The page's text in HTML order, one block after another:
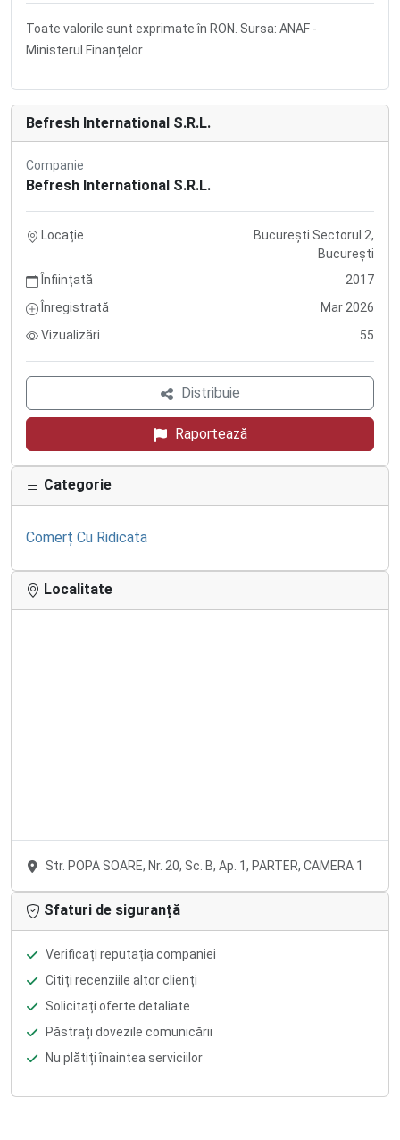
Toate valorile sunt exprimate în RON. Sursa: ANAF -
Ministerul Finanțelor
Befresh International S.R.L.
Companie
Befresh International S.R.L.
Locație
București Sectorul 2,
București
Înființată
2017
Înregistrată
Mar 2026
Vizualizări
55
Distribuie
Raportează
Categorie
Comerț Cu Ridicata
Localitate
Str. POPA SOARE, Nr. 20, Sc. B, Ap. 1, PARTER, CAMERA 1
Sfaturi de siguranță
Verificați reputația companiei
Citiți recenziile altor clienți
Solicitați oferte detaliate
Păstrați dovezile comunicării
Nu plătiți înaintea serviciilor